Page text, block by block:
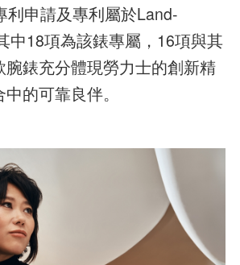
利申請及專利屬於Land-
中18項為該錶專屬，16項與其
錶充分體現勞力士的創新精
的可靠良伴。